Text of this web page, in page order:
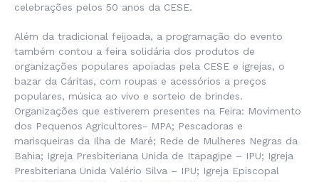
celebrações pelos 50 anos da CESE.
Além da tradicional feijoada, a programação do evento
também contou a feira solidária dos produtos de
organizações populares apoiadas pela CESE e igrejas, o
bazar da Cáritas, com roupas e acessórios a preços
populares, música ao vivo e sorteio de brindes.
Organizações que estiverem presentes na Feira: Movimento
dos Pequenos Agricultores- MPA; Pescadoras e
marisqueiras da Ilha de Maré; Rede de Mulheres Negras da
Bahia; Igreja Presbiteriana Unida de Itapagipe – IPU; Igreja
Presbiteriana Unida Valério Silva – IPU; Igreja Episcopal